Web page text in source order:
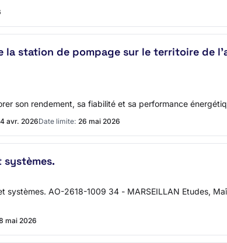
la station de pompage sur le territoire de
son rendement, sa fiabilité et sa performance
avr. 2026Date limite: 26 mai 2026
systèmes.
AO-2618-1009 34 - MARSEILLAN Etudes,
mai 2026